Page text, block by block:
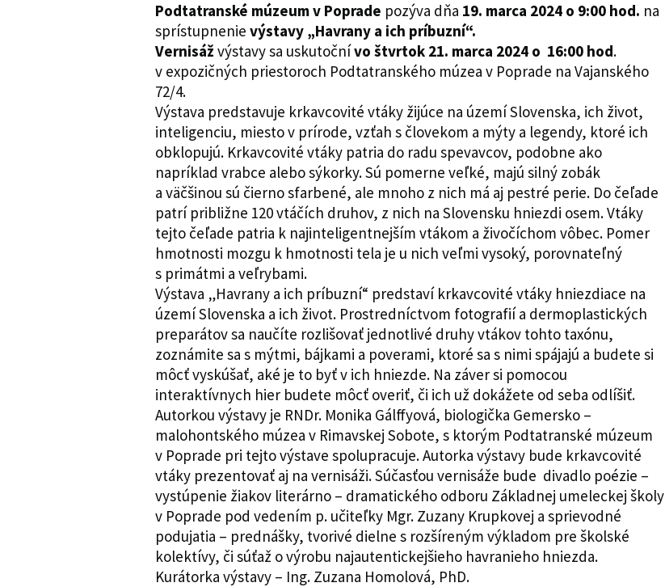
Podtatranské múzeum v Poprade pozýva dňa 19. marca 2024 o 9:00 hod. na
sprístupnenie výstavy „Havrany a ich príbuzní“.
Vernisáž výstavy sa uskutočnívo štvrtok 21. marca 2024 o 16:00 hod.
v expozičných priestoroch Podtatranského múzea v Poprade na Vajanského
72/4.
Výstava predstavuje krkavcovité vtáky žijúce na území Slovenska, ich život,
inteligenciu, miesto v prírode, vzťah s človekom a mýty a legendy, ktoré ich
obklopujú. Krkavcovité vtáky patria do radu spevavcov, podobne ako
napríklad vrabce alebo sýkorky. Sú pomerne veľké, majú silný zobák
a väčšinou sú čierno sfarbené, ale mnoho z nich má aj pestré perie. Do čeľade
patrí približne 120 vtáčích druhov, z nich na Slovensku hniezdi osem. Vtáky
tejto čeľade patria k najinteligentnejším vtákom a živočíchom vôbec. Pomer
hmotnosti mozgu k hmotnosti tela je u nich veľmi vysoký, porovnateľný
s primátmi a veľrybami.
Výstava „Havrany a ich príbuzní“ predstaví krkavcovité vtáky hniezdiace na
území Slovenska a ich život. Prostredníctvom fotografií a dermoplastických
preparátov sa naučíte rozlišovať jednotlivé druhy vtákov tohto taxónu,
zoznámite sa s mýtmi, bájkami a poverami, ktoré sa s nimi spájajú a budete si
môcť vyskúšať, aké je to byť v ich hniezde. Na záver si pomocou
interaktívnych hier budete môcť overiť, či ich už dokážete od seba odlíšiť.
Autorkou výstavy je RNDr. Monika Gálffyová, biologička Gemersko –
malohontského múzea v Rimavskej Sobote, s ktorým Podtatranské múzeum
v Poprade pri tejto výstave spolupracuje. Autorka výstavy bude krkavcovité
vtáky prezentovať aj na vernisáži. Súčasťou vernisáže bude divadlo poézie –
vystúpenie žiakov literárno – dramatického odboru Základnej umeleckej školy
v Poprade pod vedením p. učiteľky Mgr. Zuzany Krupkovej a sprievodné
podujatia – prednášky, tvorivé dielne s rozšíreným výkladom pre školské
kolektívy, či súťaž o výrobu najautentickejšieho havranieho hniezda.
Kurátorka výstavy – Ing. Zuzana Homolová, PhD.